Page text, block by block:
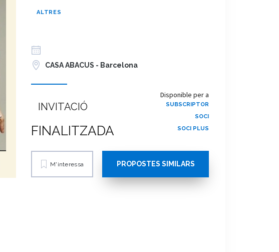
ALTRES
CASA ABACUS - Barcelona
INVITACIÓ
FINALITZADA
Disponible per a
SUBSCRIPTOR
SOCI
SOCI PLUS
M'interessa PROPOSTES SIMILARS